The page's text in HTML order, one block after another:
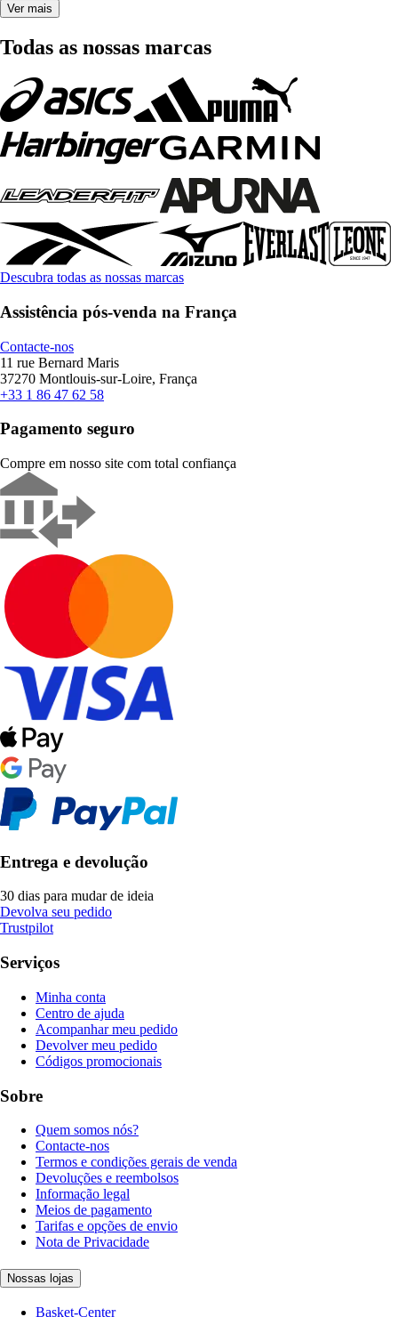
Ver mais
Todas as nossas marcas
Descubra todas as nossas marcas
Assistência pós-venda na França
Contacte-nos
11 rue Bernard Maris
37270 Montlouis-sur-Loire, França
+33 1 86 47 62 58
Pagamento seguro
Compre em nosso site com total confiança
Entrega e devolução
30 dias para mudar de ideia
Devolva seu pedido
Trustpilot
Serviços
Minha conta
Centro de ajuda
Acompanhar meu pedido
Devolver meu pedido
Códigos promocionais
Sobre
Quem somos nós?
Contacte-nos
Termos e condições gerais de venda
Devoluções e reembolsos
Informação legal
Meios de pagamento
Tarifas e opções de envio
Nota de Privacidade
Nossas lojas
Basket-Center